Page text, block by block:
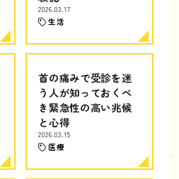
2026.03.17
生活
首の痛みで受診を迷
う人が知っておくべ
き緊急性の高い兆候
と心得
2026.03.15
医療